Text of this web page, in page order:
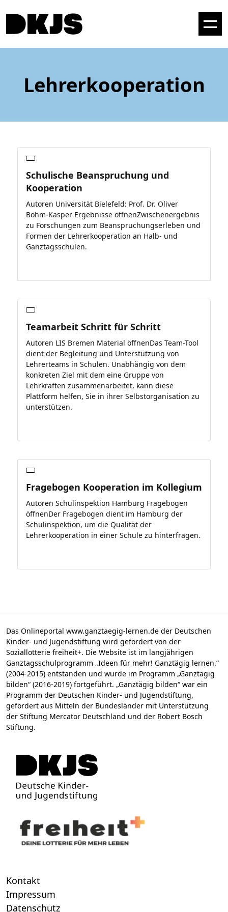
Lehrerkooperation
Schulische Beanspruchung und
Kooperation
Autoren Universität Bielefeld: Prof. Dr. Oliver
Böhm-Kasper Ergebnisse öffnenZwischenergebnis
zu Forschungen zum Beanspruchungserleben und
Formen der Lehrerkooperation an Halb- und
Ganztagsschulen.
Teamarbeit Schritt für Schritt
Autoren LIS Bremen Material öffnenDas Team-Tool
dient der Begleitung und Unterstützung von
Lehrerteams in Schulen. Unabhängig von dem
konkreten Ziel mit dem eine Gruppe von
Lehrkräften zusammenarbeitet, kann diese
Plattform helfen, Sie in ihrer Selbstorganisation zu
unterstützen.
Fragebogen Kooperation im Kollegium
Autoren Schulinspektion Hamburg Fragebogen
öffnenDer Fragebogen dient im Hamburg der
Schulinspektion, um die Qualität der
Lehrerkooperation in einer Schule zu hinterfragen.
Das Onlineportal www.ganztaegig-lernen.de der Deutschen
Kinder- und Jugendstiftung wird gefördert von der
Soziallotterie freiheit+. Die Website ist im langjährigen
Ganztagsschulprogramm „Ideen für mehr! Ganztägig lernen.“
(2004-2015) entstanden und wurde im Programm „Ganztägig
bilden“ (2016-2019) fortgeführt. „Ganztägig bilden“ war ein
Programm der Deutschen Kinder- und Jugendstiftung,
gefördert aus Mitteln der Bundesländer mit Unterstützung
der Stiftung Mercator Deutschland und der Robert Bosch
Stiftung.
Kontakt
Impressum
Datenschutz